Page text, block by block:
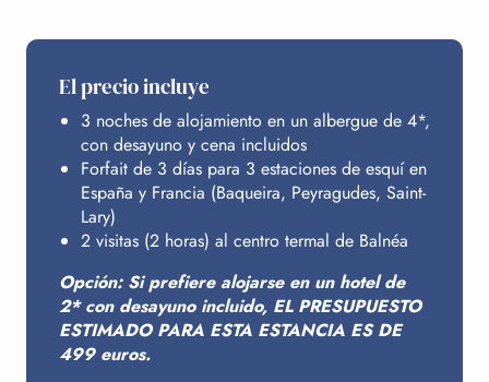
SUS ESTACIONES
BALNÉA
ALOJAMIENTO
PRESUPUESTO
El precio incluye
3 noches de alojamiento en un albergue de 4*,
con desayuno y cena incluidos
Forfait de 3 días para 3 estaciones de esquí en
España y Francia (Baqueira, Peyragudes, Saint-
Lary)
2 visitas (2 horas) al centro termal de Balnéa
Opción: Si prefiere alojarse en un hotel de
2* con desayuno incluido, EL PRESUPUESTO
ESTIMADO PARA ESTA ESTANCIA ES DE
499 euros.